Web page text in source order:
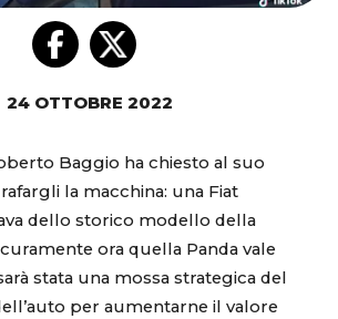
24 OTTOBRE 2022
Baggio ha chiesto al suo
la macchina: una Fiat
dello storico modello della
ora quella Panda vale
stata una mossa strategica del
per aumentarne il valore